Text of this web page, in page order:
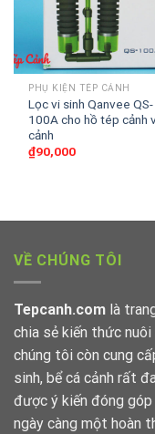
PHỤ KIỆN TÉP CẢNH
Lọc vi sinh Qanvee QS-
100A cho hồ tép cảnh
cảnh
₫90,000
VỀ CHÚNG TÔI
Tepcanh.com là
chia sẻ kiến thức
chúng tôi còn cung
sinh, bể cá cảnh rất
được ý kiến đóng góp
ngày càng một hoàn